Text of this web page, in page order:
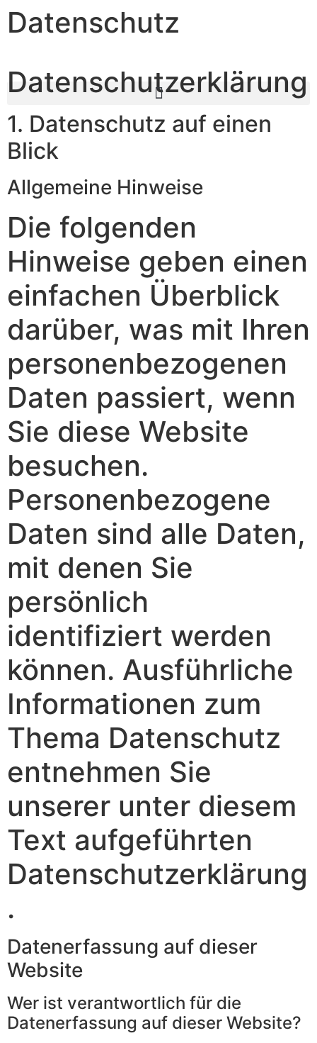
springen
Datenschutz
Datenschutz­erklärung
1. Datenschutz auf einen
Blick
Allgemeine Hinweise
Die folgenden
Hinweise geben einen
einfachen Überblick
darüber, was mit Ihren
personenbezogenen
Daten passiert, wenn
Sie diese Website
besuchen.
Personenbezogene
Daten sind alle Daten,
mit denen Sie
persönlich
identifiziert werden
können. Ausführliche
Informationen zum
Thema Datenschutz
entnehmen Sie
unserer unter diesem
Text aufgeführten
Datenschutzerklärung
.
Datenerfassung auf dieser
Website
Wer ist verantwortlich für die
Datenerfassung auf dieser Website?